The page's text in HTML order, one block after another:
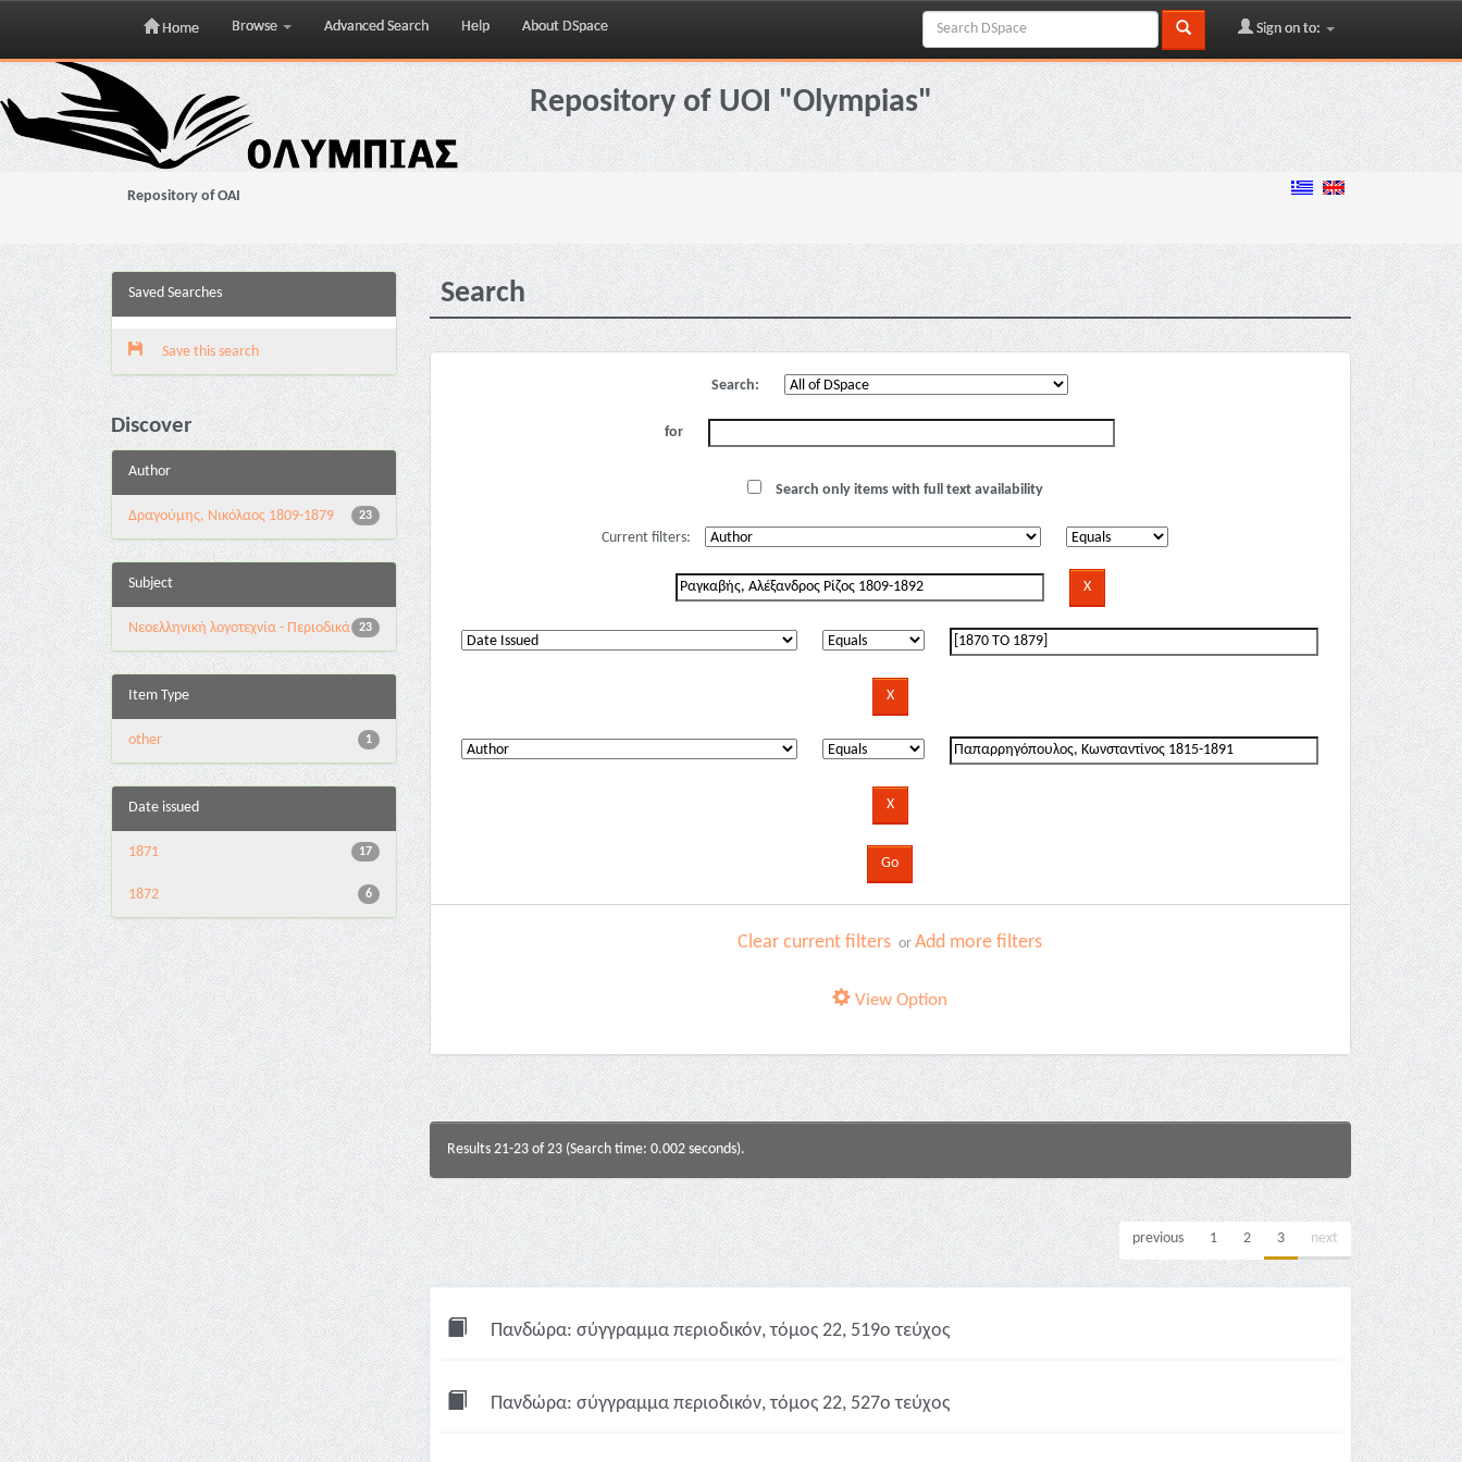
Skip
navigation
Home Browse Advanced Search Help About DSpace Sign on to:
Repository of UOI "Olympias"
Repository of OAI
Saved Searches
Save this search
Discover
Author
23
Δραγούμης, Νικόλαος 1809-1879
Subject
23
Νεοελληνική λογοτεχνία - Περιοδικά
Item Type
1
other
Date issued
17
1871
6
1872
Search
Search:
for
Search only items with full text availability
Current filters:
Clear current filters orAdd more filters
View Option
Results 21-23 of 23 (Search time: 0.002 seconds).
previous 1 2 3 next
Πανδώρα: σύγγραμμα περιοδικόν, τόμος 22, 519ο τεύχος
Πανδώρα: σύγγραμμα περιοδικόν, τόμος 22, 527ο τεύχος